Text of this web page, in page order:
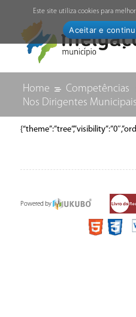
Home
Competências
Nos Dirigentes Municipais
Powered by
Este site utiliza cookies para
Aceitar e